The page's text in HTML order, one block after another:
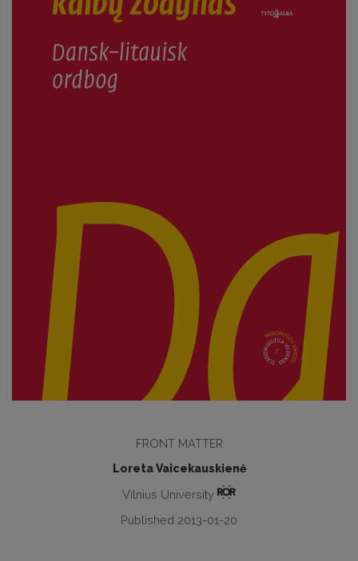
FRONT MATTER
Loreta Vaicekauskienė
Vilnius University
Published 2013-01-20